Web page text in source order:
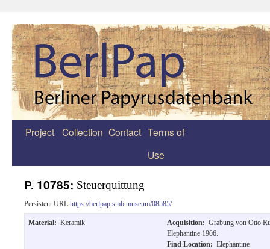
Zum
Project Collection Contact Terms of
Use
P. 10785: Steuerquittung
Persistent URL https://berlpap.smb.museum/08585/
Material: Keramik Acquisition: Grabung von Otto
Elephantine 1906.
Find Location: Elephantine